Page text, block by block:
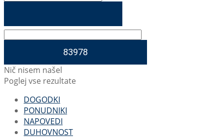
Nič nisem našel
Poglej vse rezultate
DOGODKI
PONUDNIKI
NAPOVEDI
DUHOVNOST